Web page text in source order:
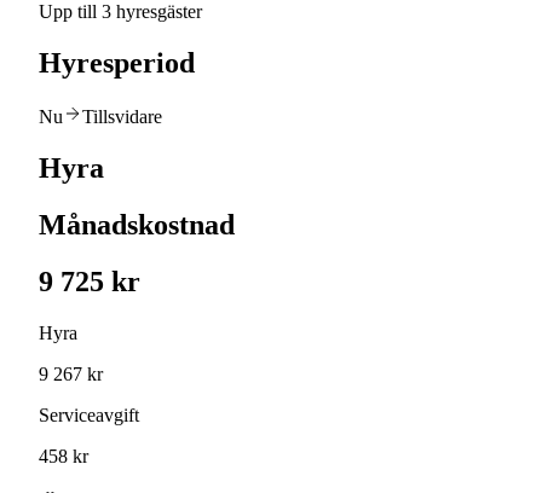
Upp till 3 hyresgäster
Hyresperiod
Nu Tillsvidare
Hyra
Månadskostnad
9 725 kr
Hyra
9 267 kr
Serviceavgift
458 kr